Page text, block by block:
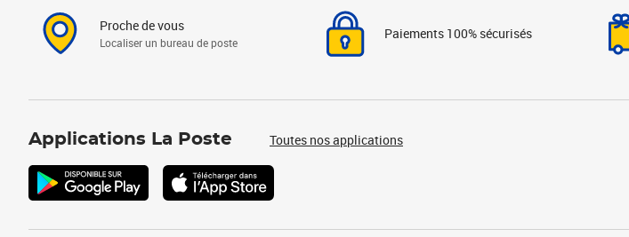
Proche de vous
Localiser un bureau de poste
Paiements 100% sécurisés
Applications La Poste Toutes nos applications